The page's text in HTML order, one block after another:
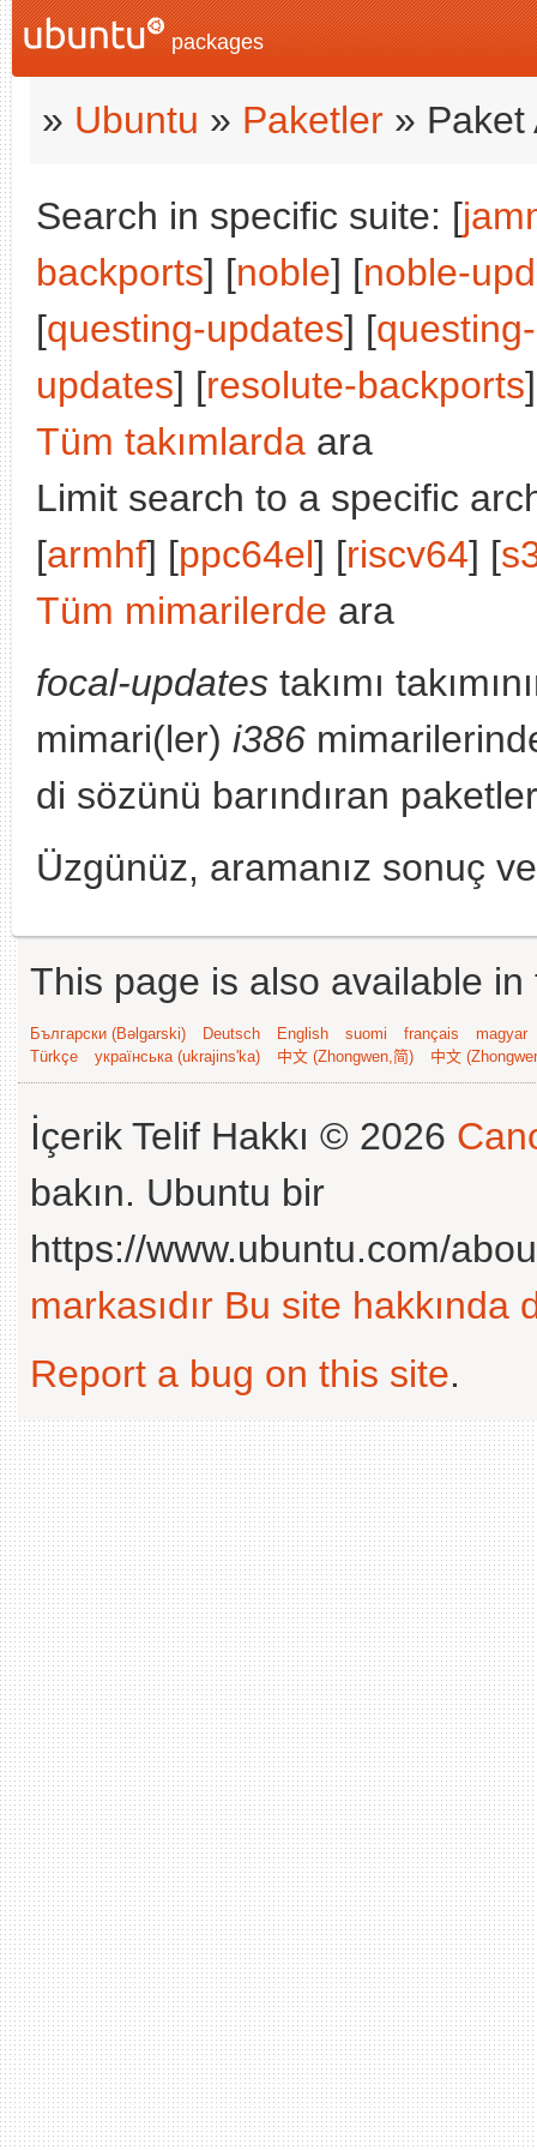
packages
» Ubuntu » Paketler » Paket
Search in specific suite: [
backports] [noble] [noble-
[questing-updates] [
updates] [resolute-backports
Tüm takımlarda ara
Limit search to a specific
[armhf] [ppc64el] [riscv64] [
Tüm mimarilerde ara
focal-updates takımı
mimari(ler) i386
di sözünü barındıran
Üzgünüz, aramanız sonuç
This page is also available
Български (Bəlgarski) Deutsch English suomi français
magyar
Türkçe
українська (ukrajins'ka) 中文 (Zhongwen,简) 中文
İçerik Telif Hakkı © 2026
bakın. Ubuntu bir
https://www.ubuntu.com/
markasıdır Bu site hakkında
Report a bug on this site.